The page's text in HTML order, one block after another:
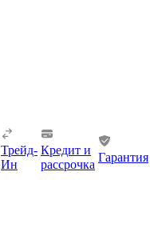
Трейд-
Ин
Кредит и
рассрочка
Гарантия